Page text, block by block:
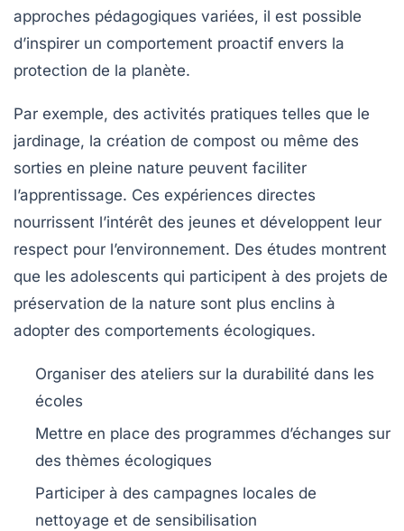
approches pédagogiques variées, il est possible
d’inspirer un comportement proactif envers la
protection de la planète.
Par exemple, des activités pratiques telles que le
jardinage, la création de compost ou même des
sorties en pleine nature peuvent faciliter
l’apprentissage. Ces expériences directes
nourrissent l’intérêt des jeunes et développent leur
respect pour l’environnement. Des études montrent
que les adolescents qui participent à des projets de
préservation de la nature sont plus enclins à
adopter des comportements écologiques.
Organiser des ateliers sur la durabilité dans les
écoles
Mettre en place des programmes d’échanges sur
des thèmes écologiques
Participer à des campagnes locales de
nettoyage et de sensibilisation